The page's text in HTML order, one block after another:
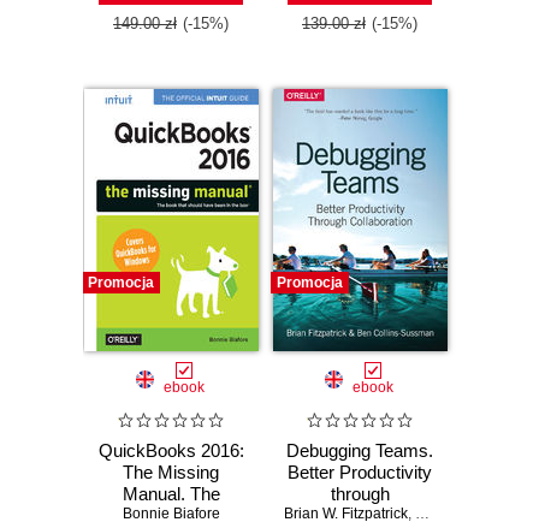
149.00 zł (-15%) 139.00 zł (-15%)
Promocja
ebook
QuickBooks 2016:
The Missing
Manual. The
Official Intuit Guide
Bonnie Biafore
Promocja
ebook
Debugging Teams.
Better Productivity
through
Collaboration
Brian W. Fitzpatrick, Ben Collins-